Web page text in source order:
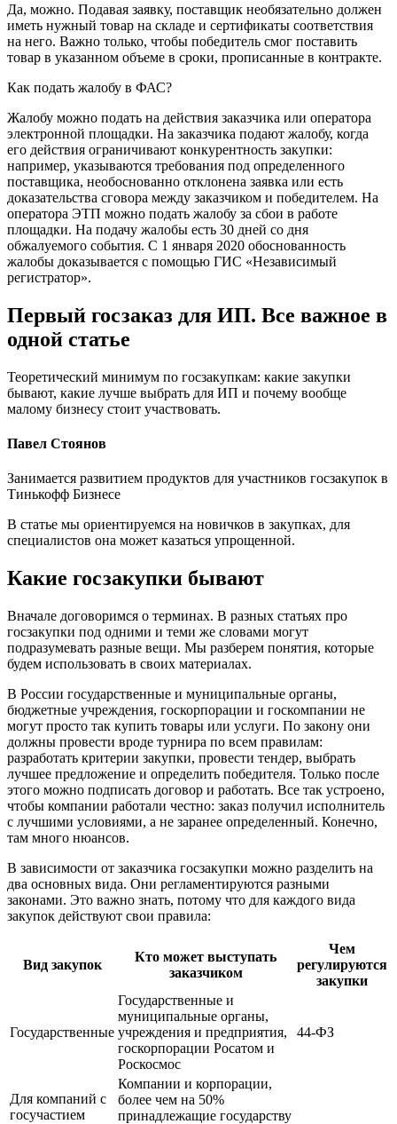
Да, можно. Подавая заявку, поставщик необязательно должен
иметь нужный товар на складе и сертификаты соответствия
на него. Важно только, чтобы победитель смог поставить
товар в указанном объеме в сроки, прописанные в контракте.
Как подать жалобу в ФАС?
Жалобу можно подать на действия заказчика или оператора
электронной площадки. На заказчика подают жалобу, когда
его действия ограничивают конкурентность закупки:
например, указываются требования под определенного
поставщика, необоснованно отклонена заявка или есть
доказательства сговора между заказчиком и победителем. На
оператора ЭТП можно подать жалобу за сбои в работе
площадки. На подачу жалобы есть 30 дней со дня
обжалуемого события. С 1 января 2020 обоснованность
жалобы доказывается с помощью ГИС «Независимый
регистратор».
Первый госзаказ для ИП. Все важное в
одной статье
Теоретический минимум по госзакупкам: какие закупки
бывают, какие лучше выбрать для ИП и почему вообще
малому бизнесу стоит участвовать.
Павел Стоянов
Занимается развитием продуктов для участников госзакупок в
Тинькофф Бизнесе
В статье мы ориентируемся на новичков в закупках, для
специалистов она может казаться упрощенной.
Какие госзакупки бывают
Вначале договоримся о терминах. В разных статьях про
госзакупки под одними и теми же словами могут
подразумевать разные вещи. Мы разберем понятия, которые
будем использовать в своих материалах.
В России государственные и муниципальные органы,
бюджетные учреждения, госкорпорации и госкомпании не
могут просто так купить товары или услуги. По закону они
должны провести вроде турнира по всем правилам:
разработать критерии закупки, провести тендер, выбрать
лучшее предложение и определить победителя. Только после
этого можно подписать договор и работать. Все так устроено,
чтобы компании работали честно: заказ получил исполнитель
с лучшими условиями, а не заранее определенный. Конечно,
там много нюансов.
В зависимости от заказчика госзакупки можно разделить на
два основных вида. Они регламентируются разными
законами. Это важно знать, потому что для каждого вида
закупок действуют свои правила:
Вид закупок
Кто может выступать
заказчиком
Чем
регулируются
закупки
Государственные
Государственные и
муниципальные органы,
учреждения и предприятия,
госкорпорации Росатом и
Роскосмос
44-ФЗ
Для компаний с
госучастием
Компании и корпорации,
более чем на 50%
принадлежащие государству